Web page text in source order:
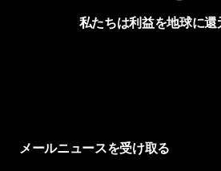
私たちは利益を地球に還
メールニュースを受け取る